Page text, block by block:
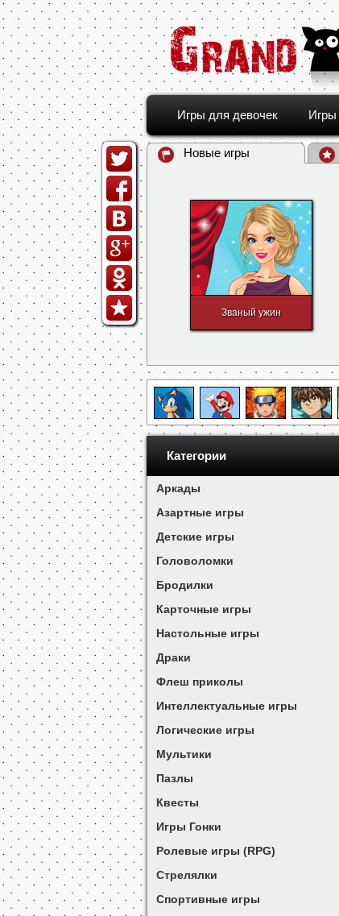
Игры для девочек Игры
Новые игры
Званый ужин
Категории
Аркады
Азартные игры
Детские игры
Головоломки
Бродилки
Карточные игры
Настольные игры
Драки
Флеш приколы
Интеллектуальные игры
Логические игры
Мультики
Пазлы
Квесты
Игры Гонки
Ролевые игры (RPG)
Стрелялки
Спортивные игры